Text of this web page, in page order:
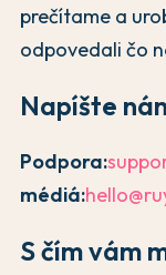
prečítame a
odpovedali čo
Napíšte
Podpora:
médiá:
S čím vám